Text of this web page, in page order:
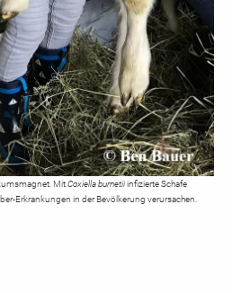
MitCoxiella burnetiiinfizierte Schafe
Erkrankungen in der Bevölkerung verursachen.